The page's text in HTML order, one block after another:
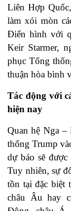
Liên Hợp
làm xói mòn
Điển hình với
Keir Starmer,
phục Tổng
thuận hòa bình
Tác động với
hiện nay
Quan hệ Nga
thống Trump
dự báo sẽ
Tuy nhiên, sự
tồn tại đặc biệt
châu Âu hay